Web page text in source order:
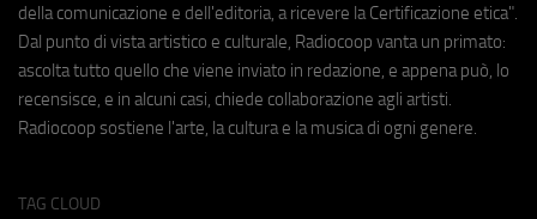
della comunicazione e dell'editoria, a ricevere la Certificazione etica".
Dal punto di vista artistico e culturale, Radiocoop vanta un primato:
ascolta tutto quello che viene inviato in redazione, e appena può, lo
recensisce, e in alcuni casi, chiede collaborazione agli artisti.
Radiocoop sostiene l'arte, la cultura e la musica di ogni genere.
TAG CLOUD